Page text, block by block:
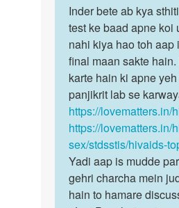
to
Mam
maine
aapni
gfrd
ke
sath…
by
Inder
Inder
bete
ab
kya
sthiti
hai…
Inder bete ab kya
test ke baad apne koi
nahi kiya hao toh aap
final maan sakte
karte hain ki apne
panjikrit lab se
https://lovematters.in/
https://lovematters.in/
sex/stdsstis/hivaids-
Yadi aap is mudde
gehri charcha mein
hain to hamare